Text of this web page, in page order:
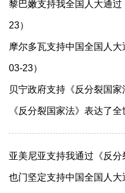
黎巴嫩支持我全国人大通
23）
摩尔多瓦支持中国全国人
03-23）
贝宁政府支持《反分裂国家
《反分裂国家法》表达了
亚美尼亚支持我通过《反分
也门坚定支持中国全国人